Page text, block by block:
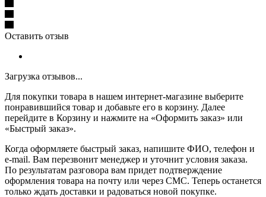
Оставить отзыв
Загрузка отзывов...
Для покупки товара в нашем интернет-магазине выберите
понравившийся товар и добавьте его в корзину. Далее
перейдите в Корзину и нажмите на «Оформить заказ» или
«Быстрый заказ».
Когда оформляете быстрый заказ, напишите ФИО, телефон и
e-mail. Вам перезвонит менеджер и уточнит условия заказа.
По результатам разговора вам придет подтверждение
оформления товара на почту или через СМС. Теперь останется
только ждать доставки и радоваться новой покупке.